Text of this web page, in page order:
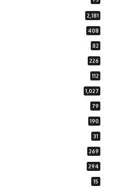
2,181
408
82
226
112
1,027
79
190
31
269
294
15